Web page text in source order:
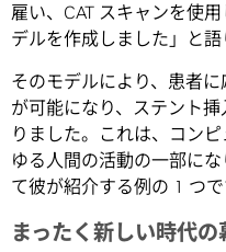
雇い、CAT スキャンを使
デルを作成しました」と語
そのモデルにより、患者
が可能になり、ステント
りました。これは、コン
ゆる人間の活動の一部に
て彼が紹介する例の 1 つで
まったく新しい時代の